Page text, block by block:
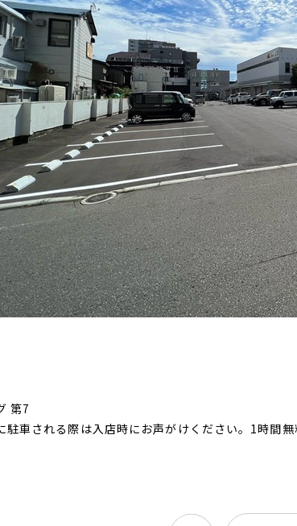
第7
車される際は入店時にお声がけください。1時間無